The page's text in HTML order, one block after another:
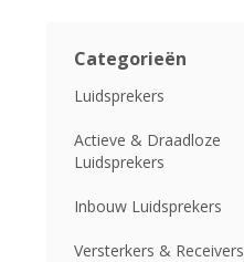
Categorieën
Luidsprekers
Actieve & Draadloze
Luidsprekers
Inbouw Luidsprekers
Versterkers & Receivers